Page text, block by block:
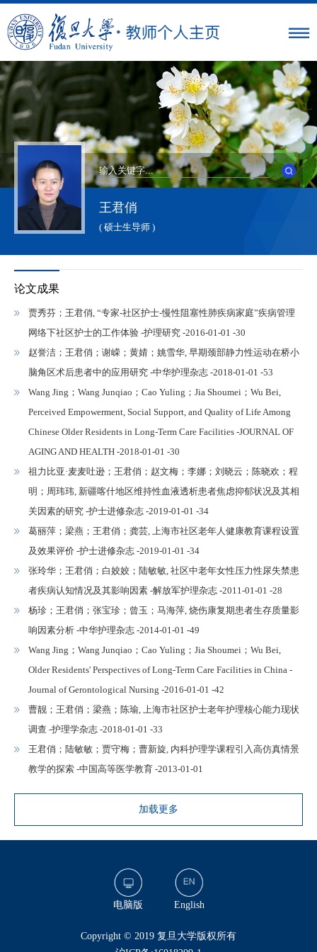
王君俏
( 硕士生导师 )
论文成果
贾秀芬；王君俏, “专家-社区护士-慢性阻塞性肺疾病家庭”疾病管理
网络下社区护士的工作体验 -护理研究 -2016-01-01 -30
赵誉洁；王君俏；谢嵘；黄婧；姚雪华, 早期颈部静力性运动在桥小
脑角区术后患者中的应用研究 -中华护理杂志 -2018-01-01 -53
Wang Jing；Wang Junqiao；Cao Yuling；Jia Shoumei；Wu Bei,
Perceived Empowerment, Social Support, and Quality of Life Among
Chinese Older Residents in Long-Term Care Facilities -JOURNAL OF
AGING AND HEALTH -2018-01-01 -30
祖力比亚·麦麦吐逊；王君俏；赵文梅；李娜；刘晓云；陈晓欢；程
明；周玮玮, 新疆喀什地区维持性血液透析患者焦虑抑郁状况及其相
关因素的研究 -护士进修杂志 -2019-01-01 -34
葛丽萍；梁燕；王君俏；龚芸, 上海市社区老年人健康教育课程设置
及效果评价 -护士进修杂志 -2019-01-01 -34
张玲华；王君俏；白姣姣；陆敏敏, 社区中老年女性压力性尿失禁患
者疾病认知情况及其影响因素 -解放军护理杂志 -2011-01-01 -28
杨珍；王君俏；张宝珍；曾玉；马海萍, 烧伤康复期患者生存质量影
响因素分析 -中华护理杂志 -2014-01-01 -49
Wang Jing；Wang Junqiao；Cao Yuling；Jia Shoumei；Wu Bei,
Older Residents' Perspectives of Long-Term Care Facilities in China -
Journal of Gerontological Nursing -2016-01-01 -42
曹靓；王君俏；梁燕；陈瑜, 上海市社区护士老年护理核心能力现状
调查 -护理学杂志 -2018-01-01 -33
王君俏；陆敏敏；贾守梅；曹新旋, 内科护理学课程引入高仿真情景
教学的探索 -中国高等医学教育 -2013-01-01
加载更多
电脑版 English
​Copyright © 2019 复旦大学版权所有